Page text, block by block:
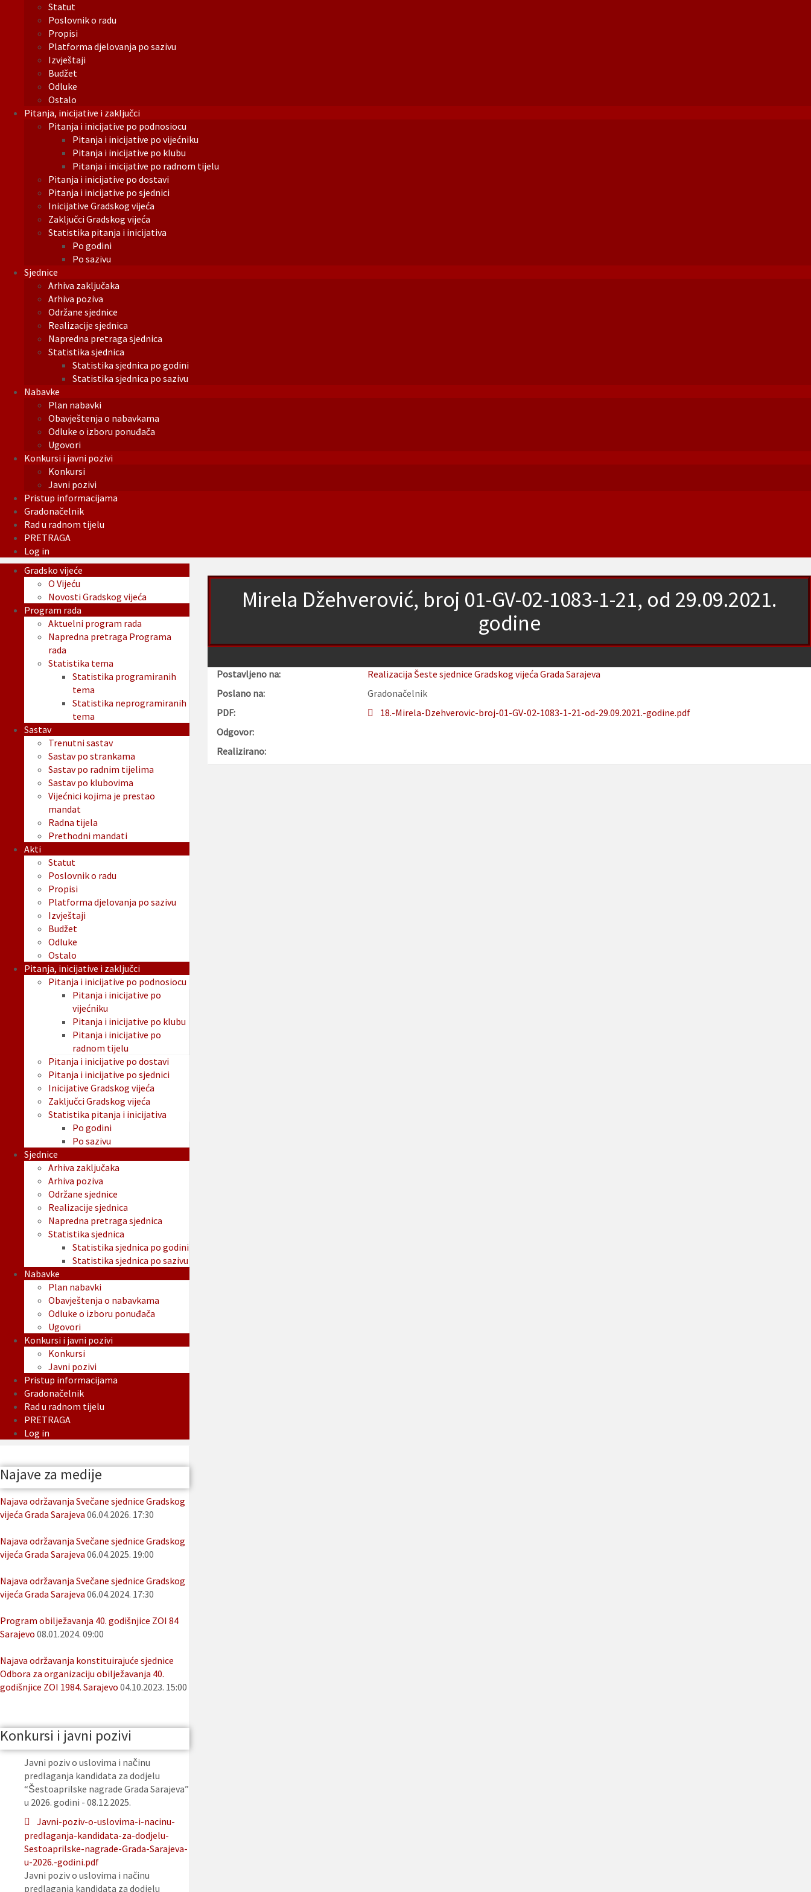
Statut
Poslovnik o radu
Propisi
Platforma djelovanja po sazivu
Izvještaji
Budžet
Odluke
Ostalo
Pitanja, inicijative i zaključci
Pitanja i inicijative po podnosiocu
Pitanja i inicijative po vijećniku
Pitanja i inicijative po klubu
Pitanja i inicijative po radnom tijelu
Pitanja i inicijative po dostavi
Pitanja i inicijative po sjednici
Inicijative Gradskog vijeća
Zaključci Gradskog vijeća
Statistika pitanja i inicijativa
Po godini
Po sazivu
Sjednice
Arhiva zaključaka
Arhiva poziva
Održane sjednice
Realizacije sjednica
Napredna pretraga sjednica
Statistika sjednica
Statistika sjednica po godini
Statistika sjednica po sazivu
Nabavke
Plan nabavki
Obavještenja o nabavkama
Odluke o izboru ponuđača
Ugovori
Konkursi i javni pozivi
Konkursi
Javni pozivi
Pristup informacijama
Gradonačelnik
Rad u radnom tijelu
PRETRAGA
Log in
Mirela Džehverović, broj 01-GV-02-1083-1-21, od 29.09.2021.
godine
Postavljeno na:
Realizacija Šeste sjednice Gradskog vijeća Grada Sarajeva
Poslano na:
Gradonačelnik
PDF:
18.-Mirela-Dzehverovic-broj-01-GV-02-1083-1-21-od-29.09.2021.-godine.pdf
Odgovor:
Realizirano:
Gradsko vijeće
O Vijeću
Novosti Gradskog vijeća
Program rada
Aktuelni program rada
Napredna pretraga Programa
rada
Statistika tema
Statistika programiranih
tema
Statistika neprogramiranih
tema
Sastav
Trenutni sastav
Sastav po strankama
Sastav po radnim tijelima
Sastav po klubovima
Vijećnici kojima je prestao
mandat
Radna tijela
Prethodni mandati
Akti
Statut
Poslovnik o radu
Propisi
Platforma djelovanja po sazivu
Izvještaji
Budžet
Odluke
Ostalo
Pitanja, inicijative i zaključci
Pitanja i inicijative po podnosiocu
Pitanja i inicijative po
vijećniku
Pitanja i inicijative po klubu
Pitanja i inicijative po
radnom tijelu
Pitanja i inicijative po dostavi
Pitanja i inicijative po sjednici
Inicijative Gradskog vijeća
Zaključci Gradskog vijeća
Statistika pitanja i inicijativa
Po godini
Po sazivu
Sjednice
Arhiva zaključaka
Arhiva poziva
Održane sjednice
Realizacije sjednica
Napredna pretraga sjednica
Statistika sjednica
Statistika sjednica po godini
Statistika sjednica po sazivu
Nabavke
Plan nabavki
Obavještenja o nabavkama
Odluke o izboru ponuđača
Ugovori
Konkursi i javni pozivi
Konkursi
Javni pozivi
Pristup informacijama
Gradonačelnik
Rad u radnom tijelu
PRETRAGA
Log in
Najave za medije
Najava održavanja Svečane sjednice Gradskog
vijeća Grada Sarajeva 06.04.2026. 17:30
Najava održavanja Svečane sjednice Gradskog
vijeća Grada Sarajeva 06.04.2025. 19:00
Najava održavanja Svečane sjednice Gradskog
vijeća Grada Sarajeva 06.04.2024. 17:30
Program obilježavanja 40. godišnjice ZOI 84
Sarajevo 08.01.2024. 09:00
Najava održavanja konstituirajuće sjednice
Odbora za organizaciju obilježavanja 40.
godišnjice ZOI 1984. Sarajevo 04.10.2023. 15:00
Konkursi i javni pozivi
Javni poziv o uslovima i načinu
predlaganja kandidata za dodjelu
“Šestoaprilske nagrade Grada Sarajeva”
u 2026. godini - 08.12.2025.
Javni-poziv-o-uslovima-i-nacinu-
predlaganja-kandidata-za-dodjelu-
Sestoaprilske-nagrade-Grada-Sarajeva-
u-2026.-godini.pdf
Javni poziv o uslovima i načinu
predlaganja kandidata za dodjelu